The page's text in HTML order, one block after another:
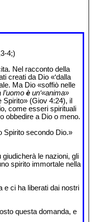
4;)
Nel racconto della
creati da Dio «‘dalla
Ma Dio «soffiò nelle
è un‘«anima»
(Giov 4:24), il
come esseri spirituali
obbedire a Dio o meno.
Spirito secondo Dio.»
le nazioni, gli
spirito immortale nella
e ci ha liberati dai nostri
questa domanda, e